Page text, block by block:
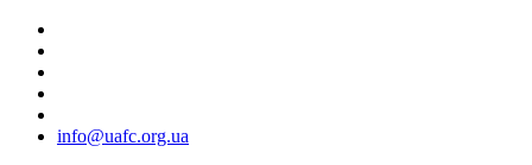
info@uafc.org.ua